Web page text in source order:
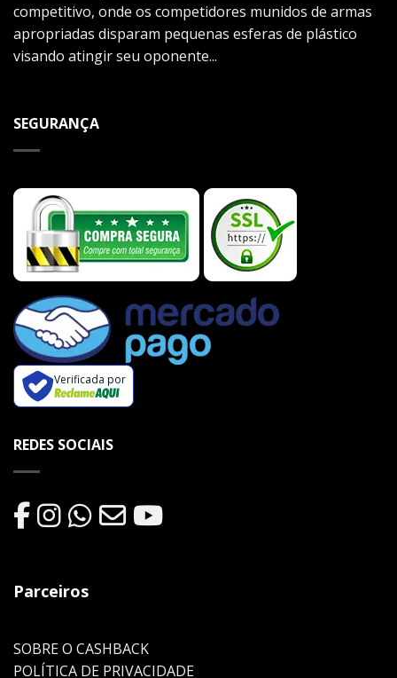
competitivo, onde os competidores munidos de armas
apropriadas disparam pequenas esferas de plástico
visando atingir seu oponente...
SEGURANÇA
Verificada por
REDES SOCIAIS
Parceiros
SOBRE O CASHBACK
POLÍTICA DE PRIVACIDADE